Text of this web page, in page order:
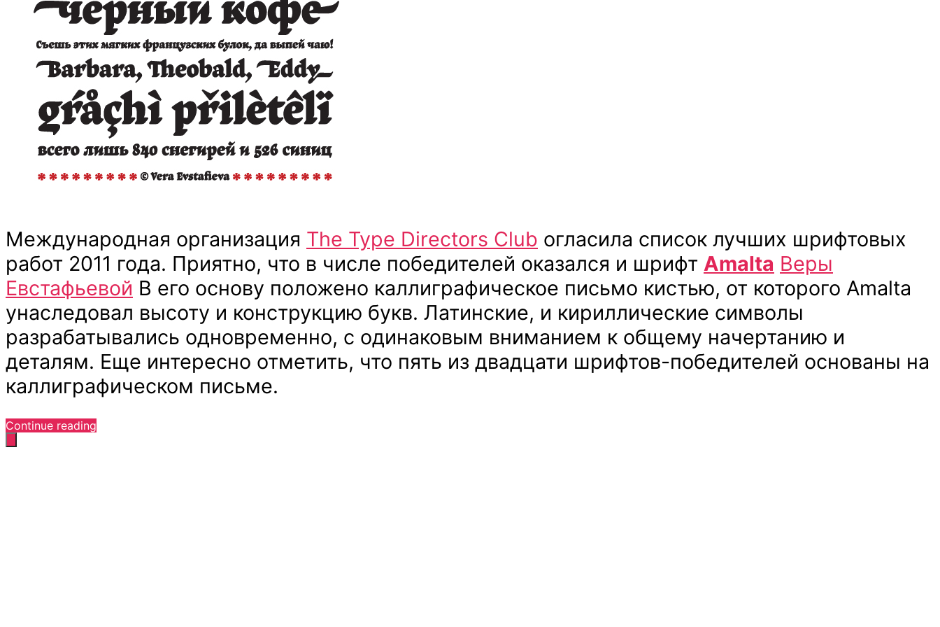
Международная организация The Type Directors Club огласила список лучших шрифтовых
работ 2011 года. Приятно, что в числе победителей оказался и шрифт Amalta Веры
Евстафьевой В его основу положено каллиграфическое письмо кистью, от которого Amalta
унаследовал высоту и конструкцию букв. Латинские, и кириллические символы
разрабатывались одновременно, с одинаковым вниманием к общему начертанию и
деталям. Еще интересно отметить, что пять из двадцати шрифтов-победителей основаны на
каллиграфическом письме.
Continue reading